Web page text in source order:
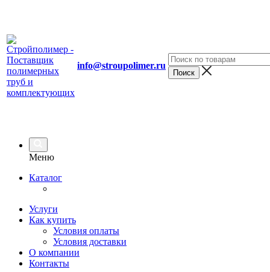
info@stroupolimer.ru
Меню
Каталог
Услуги
Как купить
Условия оплаты
Условия доставки
О компании
Контакты